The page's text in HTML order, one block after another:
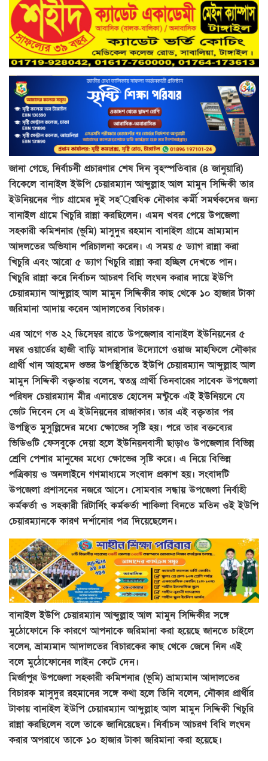
জানা গেছে, নির্বাচনী প্রচারণার শেষ দিন বৃহস্পতিবার (৪ জানুয়ারি)
বিকেলে বানাইল ইউপি চেয়ারম্যান আব্দুল্লাহ আল মামুন সিদ্দিকী তার
ইউনিয়নের পাঁচ গ্রামের দুই সহ¯্রাধিক নৌকার কর্মী সমর্থকদের জন্য
বানাইল গ্রামে খিচুরি রান্না করছিলেন। এমন খবর পেয়ে উপজেলা
সহকারী কমিশনার (ভূমি) মাসুদুর রহমান বানাইল গ্রামে ভ্রাম্যমান
আদলতের অভিযান পরিচালনা করেন। এ সময় ৫ ড্যাগ রান্না করা
খিচুরি এবং আরো ৫ ড্যাগ খিচুরি রান্না করা হচ্ছিল দেখতে পান।
খিচুুরি রান্না করে নির্বাচন আচরণ বিধি লংঘন করার দায়ে ইউপি
চেয়ারম্যান আব্দুল্লাহ আল মামুন সিদ্দিকীর কাছ থেকে ১০ হাজার টাকা
জরিমানা আদায় করেন আদালতের বিচারক।
এর আগে গত ২২ ডিসেম্বর রাতে উপজেলার বানাইল ইউনিয়নের ৫
নম্বর ওয়ার্ডের হাজী বাড়ি মাদরাসার উদ্যোগে ওয়াজ মাহফিলে নৌকার
প্রার্থী খান আহমেদ শুভর উপস্থিতিতে ইউপি চেয়ারম্যান আব্দুল্লাহ আল
মামুন সিদ্দিকী বক্তৃতায় বলেন, স্বতন্ত্র প্রার্থী তিনবারের সাবেক উপজেলা
পরিষদ চেয়ারম্যান মীর এনায়েত হোসেন মন্টুকে এই ইউনিয়নে যে
ভোট দিবেন সে এ ইউনিয়নের রাজাকার। তার এই বক্তৃতার পর
উপস্থিত মুসুল্লিদের মধ্যে ক্ষোভের সৃষ্টি হয়। পরে তার বক্তব্যের
ভিডিওটি ফেসবুকে দেয়া হলে ইউনিয়নবাসী ছাড়াও উপজেলার বিভিন্ন
শ্রেণি পেশার মানুষের মধ্যে ক্ষোভের সৃষ্টি করে। এ নিয়ে বিভিন্ন
পত্রিকায় ও অনলাইনে গণমাধ্যমে সংবাদ প্রকাশ হয়। সংবাদটি
উপজেলা প্রশাসনের নজরে আসে। সোমবার সন্ধায় উপজেলা নির্বাহী
কর্মকর্তা ও সহকারী রিটার্নিং কর্মকর্তা শাকিলা বিনতে মতিন ওই ইউপি
চেয়ারম্যানকে কারণ দর্শানোর পত্র দিয়েছেলেন।
বানাইল ইউপি চেয়ারম্যান আব্দুল্লাহ আল মামুন সিদ্দিকীর সঙ্গে
মুঠোফোনে কি কারণে আপনাকে জরিমানা করা হয়েছে জানতে চাইলে
বলেন, ভ্রাম্যমান আদালতের বিচারকের কাছ থেকে জেনে নিন এই
বলে মুঠোফোনের লাইন কেটে দেন।
মির্জাপুর উপজেলা সহকারী কমিশনার (ভূমি) ভ্রাম্যমান আদালতের
বিচারক মাসুদুর রহমানের সঙ্গে কথা হলে তিনি বলেন, নৌকার প্রার্থীর
টাকায় বানাইল ইউপি চেয়ারম্যান আব্দুল্লাহ আল মামুন সিদ্দিকী খিচুরি
রান্না করছিলেন বলে তাকে জানিয়েছেন। নির্বাচন আচরণ বিধি লংঘন
করার অপরাধে তাকে ১০ হাজার টাকা জরিমানা করা হয়েছে।